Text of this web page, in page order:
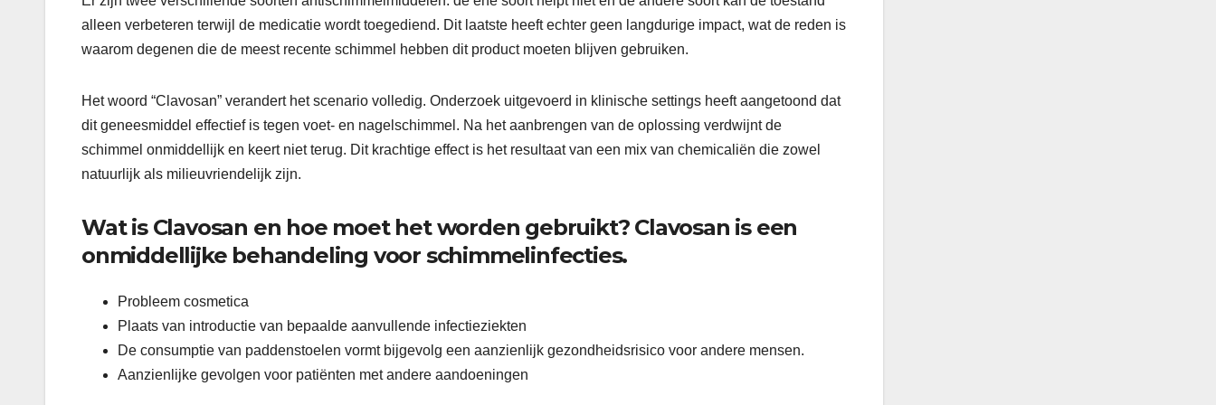
alleen verbeteren terwijl de medicatie wordt toegediend. Dit laatste heeft echter geen langdurige impact, wat de reden is
waarom degenen die de meest recente schimmel hebben dit product moeten blijven gebruiken.
Het woord “Clavosan” verandert het scenario volledig. Onderzoek uitgevoerd in klinische settings heeft aangetoond dat
dit geneesmiddel effectief is tegen voet- en nagelschimmel. Na het aanbrengen van de oplossing verdwijnt de
schimmel onmiddellijk en keert niet terug. Dit krachtige effect is het resultaat van een mix van chemicaliën die zowel
natuurlijk als milieuvriendelijk zijn.
Wat is Clavosan en hoe moet het worden gebruikt? Clavosan is een
onmiddellijke behandeling voor schimmelinfecties.
Probleem cosmetica
Plaats van introductie van bepaalde aanvullende infectieziekten
De consumptie van paddenstoelen vormt bijgevolg een aanzienlijk gezondheidsrisico voor andere mensen.
Aanzienlijke gevolgen voor patiënten met andere aandoeningen